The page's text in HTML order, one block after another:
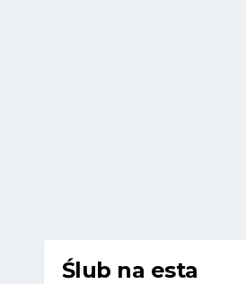
Ślub na esta